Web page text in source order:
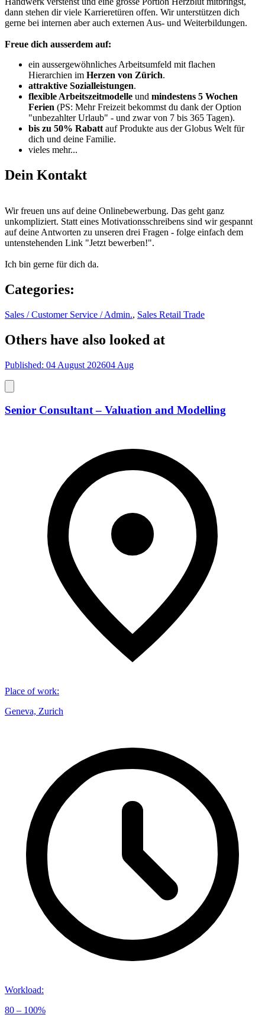
dann stehen dir viele Karrieretüren offen. Wir unterstützen dich
gerne bei internen aber auch externen Aus- und Weiterbildungen.
Freue dich ausserdem auf:
ein aussergewöhnliches Arbeitsumfeld mit flachen
Hierarchien im Herzen von Zürich.
attraktive Sozialleistungen.
flexible Arbeitszeitmodelle und mindestens 5 Wochen
Ferien (PS: Mehr Freizeit bekommst du dank der Option
"unbezahlter Urlaub" - und zwar von 7 bis 365 Tagen).
bis zu 50% Rabattauf Produkte aus der Globus Welt für
dich und deine Familie.
vieles mehr...
Dein Kontakt
Wir freuen uns auf deine Onlinebewerbung. Das geht ganz
unkompliziert. Statt eines Motivationsschreibens sind wir gespannt
auf deine Antworten zu unseren drei Fragen - folge einfach dem
untenstehenden Link "Jetzt bewerben!".
Ich bin gerne für dich da.
Categories:
Sales / Customer Service / Admin., Sales Retail Trade
Others have also looked at
Published: 04 August 202604 Aug
Senior Consultant – Valuation and Modelling
Place of work:
Geneva, Zurich
Workload:
80 – 100%